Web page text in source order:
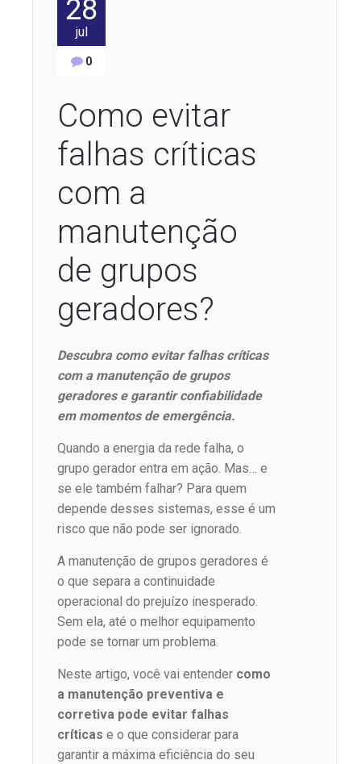
28
jul
0
Como evitar
falhas críticas
com a
manutenção
de grupos
geradores?
Descubra como evitar falhas críticas
com a manutenção de grupos
geradores e garantir confiabilidade
em momentos de emergência.
Quando a energia da rede falha, o
grupo gerador entra em ação. Mas… e
se ele também falhar? Para quem
depende desses sistemas, esse é um
risco que não pode ser ignorado.
A manutenção de grupos geradores é
o que separa a continuidade
operacional do prejuízo inesperado.
Sem ela, até o melhor equipamento
pode se tornar um problema.
Neste artigo, você vai entender como
a manutenção preventiva e
corretiva pode evitar falhas
críticas e o que considerar para
garantir a máxima eficiência do seu